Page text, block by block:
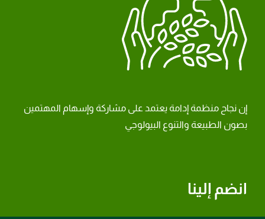
انضم إلينا
إن نجاح منظمة إدامة يعتمد على مشاركة وإسهام المهتمين
بصون الطبيعة والتنوع البيولوجي